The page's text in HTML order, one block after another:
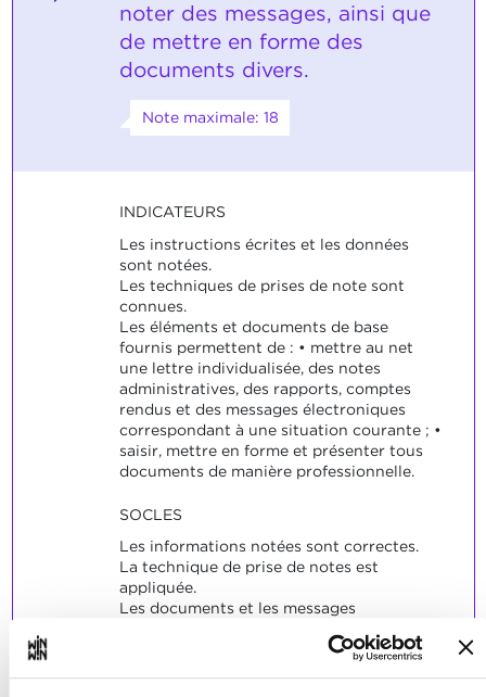
noter des messages, ainsi que
de mettre en forme des
documents divers.
Note maximale: 18
INDICATEURS
Les instructions écrites et les données
sont notées.
Les techniques de prises de note sont
connues.
Les éléments et documents de base
fournis permettent de : • mettre au net
une lettre individualisée, des notes
administratives, des rapports, comptes
rendus et des messages électroniques
correspondant à une situation courante ; •
saisir, mettre en forme et présenter tous
documents de manière professionnelle.
SOCLES
Les informations notées sont correctes.
La technique de prise de notes est
appliquée.
Les documents et les messages
complètes, courtes et lisibles (vocabulaire